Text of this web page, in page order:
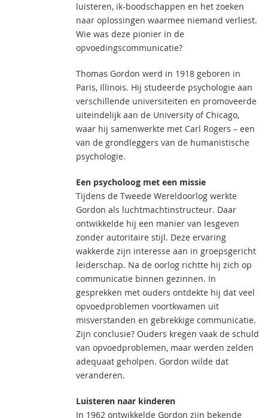
luisteren, ik-boodschappen en het zoeken
naar oplossingen waarmee niemand verliest.
Wie was deze pionier in de
opvoedingscommunicatie?
Thomas Gordon werd in 1918 geboren in
Paris, Illinois. Hij studeerde psychologie aan
verschillende universiteiten en promoveerde
uiteindelijk aan de University of Chicago,
waar hij samenwerkte met Carl Rogers – een
van de grondleggers van de humanistische
psychologie.
Een psycholoog met een missie
Tijdens de Tweede Wereldoorlog werkte
Gordon als luchtmachtinstructeur. Daar
ontwikkelde hij een manier van lesgeven
zonder autoritaire stijl. Deze ervaring
wakkerde zijn interesse aan in groepsgericht
leiderschap. Na de oorlog richtte hij zich op
communicatie binnen gezinnen. In
gesprekken met ouders ontdekte hij dat veel
opvoedproblemen voortkwamen uit
misverstanden en gebrekkige communicatie.
Zijn conclusie? Ouders kregen vaak de schuld
van opvoedproblemen, maar werden zelden
adequaat geholpen. Gordon wilde dat
veranderen.
Luisteren naar kinderen
In 1962 ontwikkelde Gordon zijn bekende